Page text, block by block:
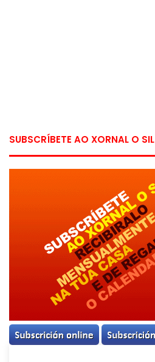
SUBSCRÍBETE AO XORNAL O SIL